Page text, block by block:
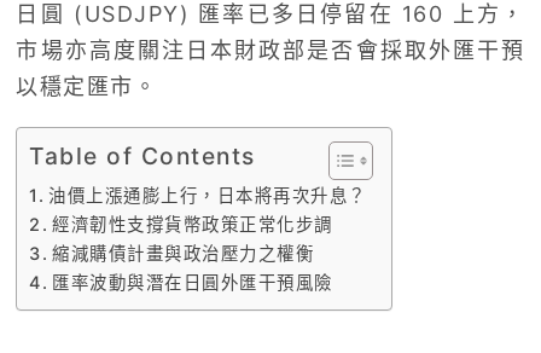
日圓 (USDJPY) 匯率已多日停留在 160 上方，
市場亦高度關注日本財政部是否會採取外匯干預
以穩定匯市。
Table of Contents
油價上漲通膨上行，日本將再次升息？
經濟韌性支撐貨幣政策正常化步調
縮減購債計畫與政治壓力之權衡
匯率波動與潛在日圓外匯干預風險